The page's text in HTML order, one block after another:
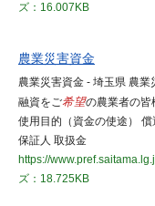
ズ：16.007KB
農業災害資金
農業災害資金 - 埼玉県 農
融資をご希望の農業者の皆
使用目的（資金の使途）
保証人 取扱金
https://
ズ：18.725KB